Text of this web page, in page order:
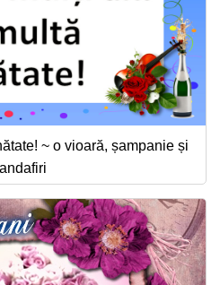
~ o vioară, șampanie și